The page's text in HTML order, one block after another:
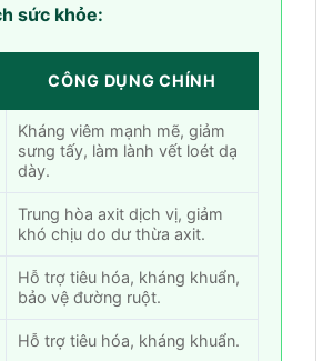
sức khỏe:
CÔNG DỤNG CHÍNH
Kháng viêm mạnh mẽ, giảm
sưng tấy, làm lành vết loét dạ
dày.
Trung hòa axit dịch vị, giảm
khó chịu do dư thừa axit.
Hỗ trợ tiêu hóa, kháng khuẩn,
bảo vệ đường ruột.
Hỗ trợ tiêu hóa, kháng khuẩn.